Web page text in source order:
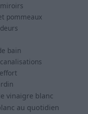
pommeaux
bain
vinaigre blanc
au quotidien